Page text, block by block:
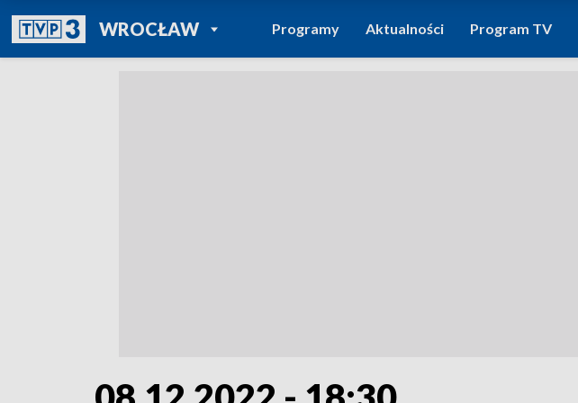
WROCŁAWPOWRÓT DO
TVP REGIONY
Programy Aktualności Program TV